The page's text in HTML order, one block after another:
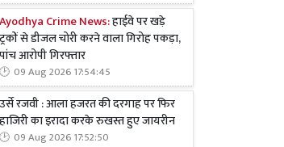
Ayodhya Crime News:हाईवे पर खड़े
ट्रकों से डीजल चोरी करने वाला गिरोह पकड़ा,
पांच आरोपी गिरफ्तार
09 Aug 2026 17:54:45
उर्से रजवी : आला हजरत की दरगाह पर फिर
हाजिरी का इरादा करके रुखस्त हुए जायरीन
09 Aug 2026 17:52:50